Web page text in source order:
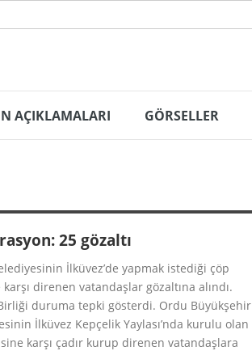
AÇIKLAMALARI GÖRSELLER
25 gözaltı
İlküvez’de yapmak istediği çöp
direnen vatandaşlar gözaltına alındı.
duruma tepki gösterdi. Ordu Büyükşehir
İlküvez Kepçelik Yaylası’nda kurulu olan
karşı çadır kurup direnen vatandaşlara